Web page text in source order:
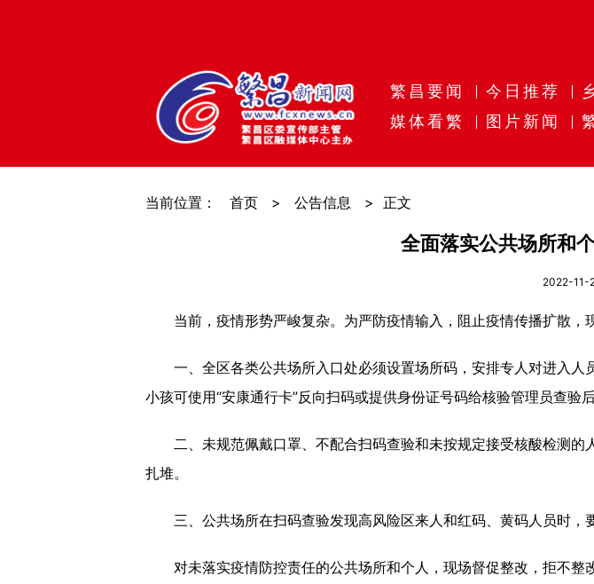
繁昌要闻 今日推荐
媒体看繁
图片新闻
当前位置： 首页 > 公告信息 > 正文
全面落实公共场所和
2022-11-
当前，疫情形势严峻复杂。为严防疫情输入，阻止疫情传播扩散，
一、全区各类公共场所入口处必须设置场所码，安排专人对进入人
小孩可使用“安康通行卡”反向扫码或提供身份证号码给核验管理员查验后
二、未规范佩戴口罩、不配合扫码查验和未按规定接受核酸检测的
扎堆。
三、公共场所在扫码查验发现高风险区来人和红码、黄码人员时，
对未落实疫情防控责任的公共场所和个人，现场督促整改，拒不整